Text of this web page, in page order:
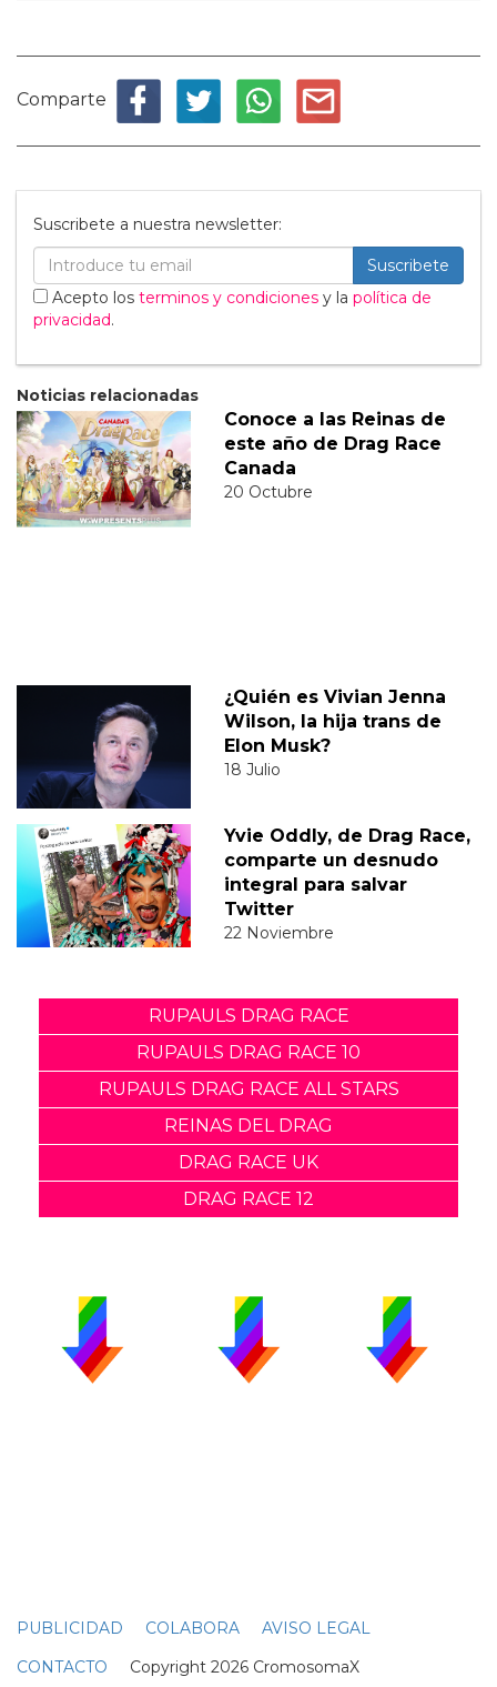
Comparte
Suscribete a nuestra newsletter:
Suscribete
Acepto los terminos y condiciones y la política de
privacidad.
Noticias relacionadas
Conoce a las Reinas de
este año de Drag Race
Canada
20 Octubre
¿Quién es Vivian Jenna
Wilson, la hija trans de
Elon Musk?
18 Julio
Yvie Oddly, de Drag Race,
comparte un desnudo
integral para salvar
Twitter
22 Noviembre
RUPAULS DRAG RACE
RUPAULS DRAG RACE 10
RUPAULS DRAG RACE ALL STARS
REINAS DEL DRAG
DRAG RACE UK
DRAG RACE 12
PUBLICIDAD COLABORA
AVISO LEGAL
CONTACTO Copyright 2026 CromosomaX